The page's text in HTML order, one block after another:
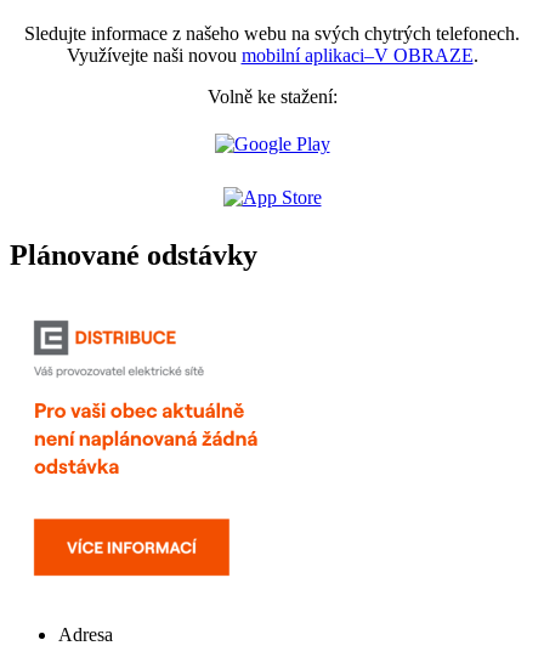
Sledujte informace z našeho webu na svých chytrých telefonech.
Využívejte naši novou mobilní aplikaci–V OBRAZE.
Volně ke stažení:
Plánované odstávky
Adresa